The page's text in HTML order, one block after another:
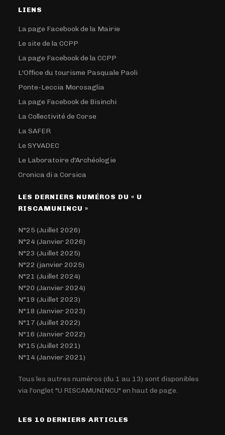
LIENS
La page Facebook de la Mairie
Le site de la CCPP
La page Facebook de la CCPP
L'Office du tourisme Pasquale Paoli
Ponte-Leccia Morosaglia
La page Facebook de Bisinchi
La Collectivité de Corse
La SAFER
Le SYVADEC
Le Laboratoire d'Archéologie
Cronica di a Corsica
LES DERNIERS NUMÉROS DU « U
RISCAMUNINCU »
N°25 (Juillet 2026)
N°24 (Janvier 2026)
N°23 (Juillet 2025)
N°22 (janvier 2025)
N°21 (Juillet 2024)
N°20 (Janvier 2024)
N°19 (Juillet 2023)
N°18 (Janvier 2023)
N°17 (Juillet 2022)
N°16 (Janvier 2022)
N°15 (Juillet 2021)
N°14 (Janvier 2021)
Tous les autres numéros (du 1 au 13) sont disponibles
via l'onglet "U RISCAMUNINCU" en haut de page.
LES 10 DERNIERS ARTICLES